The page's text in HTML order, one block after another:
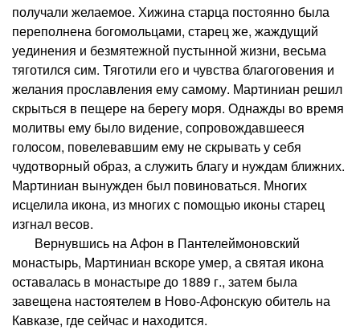
получали желаемое. Хижина старца постоянно была
переполнена богомольцами, старец же, жаждущий
уединения и безмятежной пустынной жизни, весьма
тяготился сим. Тяготили его и чувства благоговения и
желания прославления ему самому. Мартиниан решил
скрыться в пещере на берегу моря. Однажды во время
молитвы ему было видение, сопровождавшееся
голосом, повелевавшим ему не скрывать у себя
чудотворный образ, а служить благу и нуждам ближних.
Мартиниан вынужден был повиноваться. Многих
исцелила икона, из многих с помощью иконы старец
изгнал весов.
Вернувшись на Афон в Пантелеймоновский
монастырь, Мартиниан вскоре умер, а святая икона
оставалась в монастыре до 1889 г., затем была
завещена настоятелем в Ново-Афонскую обитель на
Кавказе, где сейчас и находится.